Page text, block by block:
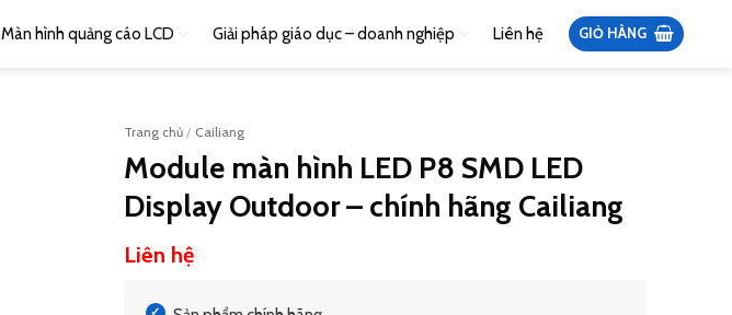
Màn hình quảng cáo LCD Giải pháp giáo dục – doanh nghiệp Liên hệ GIỎ HÀNG
Trang chủ / Cailiang
Module màn hình LED P8 SMD LED
Display Outdoor – chính hãng Cailiang
Liên hệ